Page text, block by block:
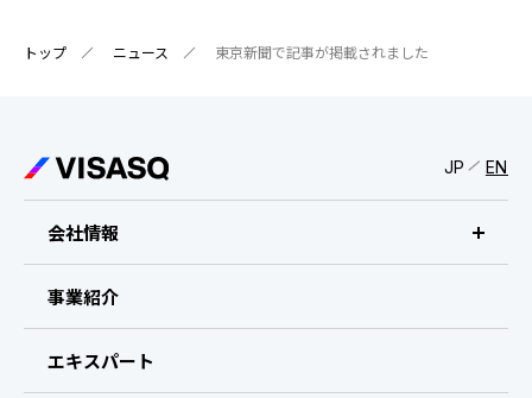
免責事項
トップ ニュース 東京新聞で記事が掲載されました
JP EN
会社情報
ビザスクについて
CEOメッセージ
事業紹介
エキスパート